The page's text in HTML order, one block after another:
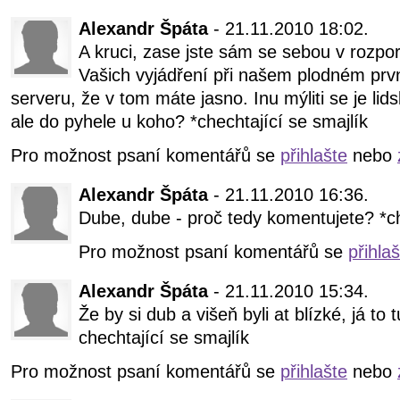
Alexandr Špáta- 21.11.2010 18:02.
A kruci, zase jste sám se sebou v
Vašich vyjádření při našem plodném
serveru, že v tom máte jasno. Inu mýliti se je
ale do pyhele u koho? *chechtající se smajlík
Pro možnost psaní komentářů se přihlašte nebo
Alexandr Špáta- 21.11.2010 16:36.
Dube, dube - proč tedy komentujete?
Pro možnost psaní komentářů se
Alexandr Špáta- 21.11.2010 15:34.
Že by si dub a višeň byli at blízké, já to
chechtající se smajlík
Pro možnost psaní komentářů se přihlašte nebo